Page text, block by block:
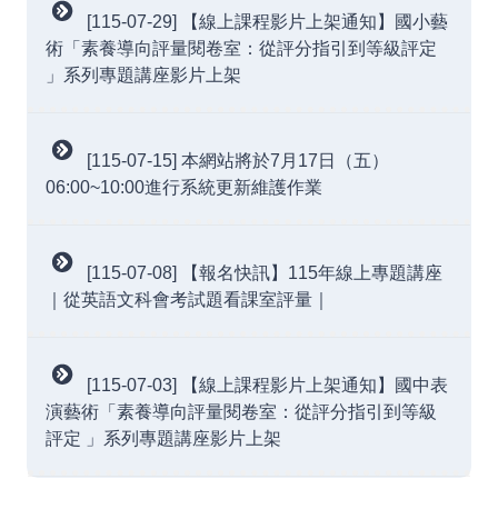
[115-07-29] 【線上課程影片上架通知】國小藝
術「素養導向評量閱卷室：從評分指引到等級評定
」系列專題講座影片上架
[115-07-15] 本網站將於7月17日（五）
06:00~10:00進行系統更新維護作業
[115-07-08] 【報名快訊】115年線上專題講座
｜從英語文科會考試題看課室評量｜
[115-07-03] 【線上課程影片上架通知】國中表
演藝術「素養導向評量閱卷室：從評分指引到等級
評定 」系列專題講座影片上架